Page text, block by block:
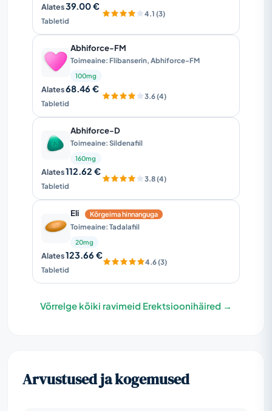
Alates39.00 €
Tabletid
4.1 (3)
Abhiforce-FM
Toimeaine: Flibanserin, Abhiforce-FM
100mg
Alates68.46 €
Tabletid
3.6 (4)
Abhiforce-D
Toimeaine: Sildenafiil
160mg
Alates112.62 €
Tabletid
3.8 (4)
Eli Kõrgeima hinnanguga
Toimeaine: Tadalafiil
20mg
Alates123.66 €
Tabletid
4.6 (3)
Võrrelge kõiki ravimeid Erektsioonihäired →
Arvustused ja kogemused